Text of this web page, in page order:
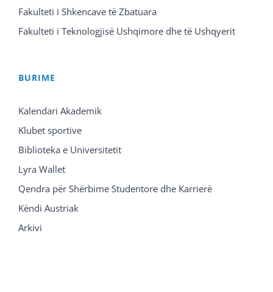
Fakulteti i Shkencave të Zbatuara
Fakulteti i Teknologjisë Ushqimore dhe të Ushqyerit
BURIME
Kalendari Akademik
Klubet sportive
Biblioteka e Universitetit
Lyra Wallet
Qendra për Shërbime Studentore dhe Karrierë
Këndi Austriak
Arkivi